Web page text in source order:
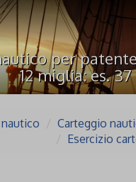
per
12 miglia: es. 37
Carteggio
Esercizio